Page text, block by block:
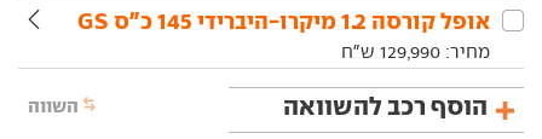
אופל‏ קורסה‏ 1.2 מיקרו-היברידי 145 כ"ס GS
מחיר: 129,990 ש"ח
הוסף רכב להשוואה השווה